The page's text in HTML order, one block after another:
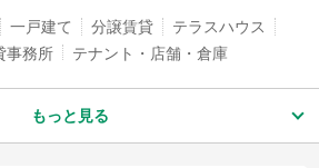
一戸建て 分譲賃貸
テラスハウス
事務所 テナント・店舗・倉庫
もっと見る